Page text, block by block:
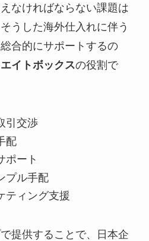
なければならない課題は
うした海外仕入れに伴う
合的にサポートするの
イトボックスの役割で
引交渉
配
ポート
プル手配
ティング支援
提供することで、日本企